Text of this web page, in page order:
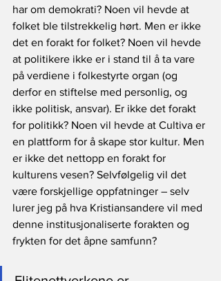
har om demokrati? Noen vil hevde at
folket ble tilstrekkelig hørt. Men er ikke
det en forakt for folket? Noen vil hevde
at politikere ikke er i stand til å ta vare
på verdiene i folkestyrte organ (og
derfor en stiftelse med personlig, og
ikke politisk, ansvar). Er ikke det forakt
for politikk? Noen vil hevde at Cultiva er
en plattform for å skape stor kultur. Men
er ikke det nettopp en forakt for
kulturens vesen? Selvfølgelig vil det
være forskjellige oppfatninger – selv
lurer jeg på hva Kristiansandere vil med
denne institusjonaliserte forakten og
frykten for det åpne samfunn?